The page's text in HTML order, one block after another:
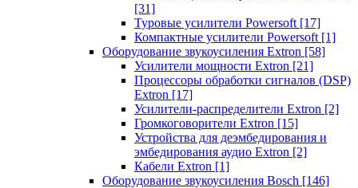
[31]
Туровые усилители Powersoft [17]
Компактные усилители Powersoft [1]
Оборудование звукоусиления Extron [58]
Усилители мощности Extron [21]
Процессоры обработки сигналов (DSP)
Extron [17]
Усилители-распределители Extron [2]
Громкоговорители Extron [15]
Устройства для деэмбедирования и
эмбедирования аудио Extron [2]
Кабели Extron [1]
Оборудование звукоусиления Bosch [146]